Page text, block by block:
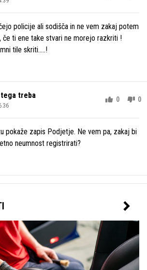
policije ali sodišča in ne vem zakaj potem
če ti ene take stvari ne morejo razkriti !
tile skriti.....!
treba 0 0
pokaže zapis Podjetje. Ne vem pa, zakaj bi
neumnost registrirati?